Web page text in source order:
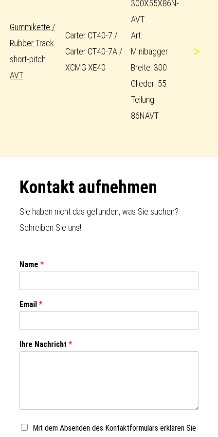
Gummikette /
Rubber Track
short-pitch
AVT
Carter CT40-7 /
Carter CT40-7A /
XCMG XE40
300X55X86N-
AVT
Art:
Minibagger
Breite: 300
Glieder: 55
Teilung:
86NAVT
>
Footer
Kontakt aufnehmen
Sie haben nicht das gefunden, was Sie suchen?
Schreiben Sie uns!
Name *
Email *
Ihre Nachricht *
Mit dem Absenden des Kontaktformulars erklären Sie